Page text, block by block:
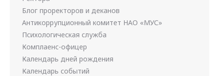
Блог проректоров и деканов
Антикоррупционный комитет НАО «МУС»
Психологическая служба
Комплаенс-офицер
Календарь дней рождения
Календарь событий